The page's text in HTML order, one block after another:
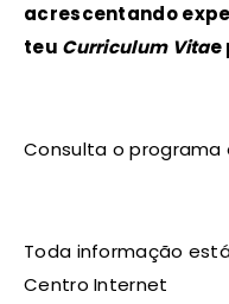
acrescentando
teu Curriculum Vitae
Consulta o
Toda informação
Centro Internet